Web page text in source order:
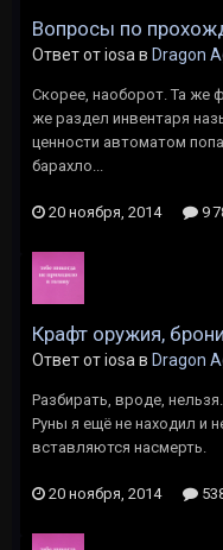
Вопросы по
Ответ от iosa в Dragon
Скорее, наоборот. Та же
же раздел инвентаря
ценности автоматом
барахло...
20 ноября, 2014 9
Крафт оружия,
Ответ от iosa в Dragon
Разбирать, вроде,
Руны я ещё не находил и
вставляются насмерть.
20 ноября, 2014